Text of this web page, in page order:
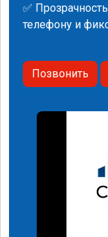
✅
телефону и
Позвонить